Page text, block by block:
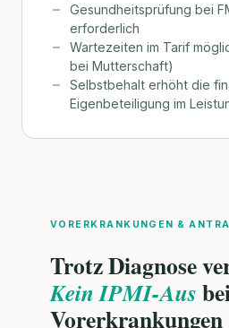
Gesundheitsprüfung bei
erforderlich
Wartezeiten im Tarif
bei Mutterschaft)
Selbstbehalt erhöht die
Eigenbeteiligung im
VORERKRANKUNGEN &
Trotz Diagnose
Kein IPMI-Aus
Vorerkrankungen